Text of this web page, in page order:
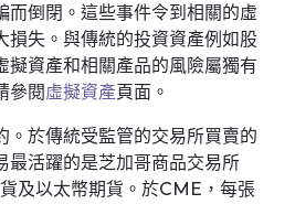
而倒閉。這些事件令到相關的虛
損失。與傳統的投資資產例如股
擬資產和相關產品的風險屬獨有
參閱虛擬資產頁面。
。於傳統受監管的交易所買賣的
最活躍的是芝加哥商品交易所
及以太幣期貨。於CME，每張